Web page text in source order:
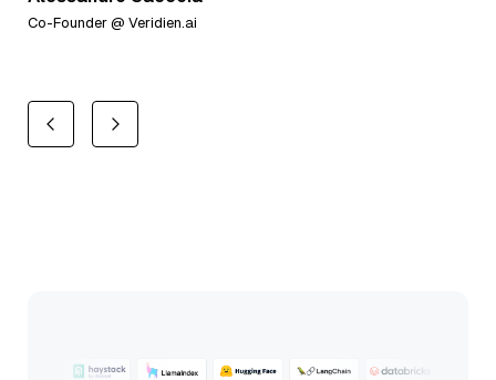
Co-Founder @ Veridien.ai